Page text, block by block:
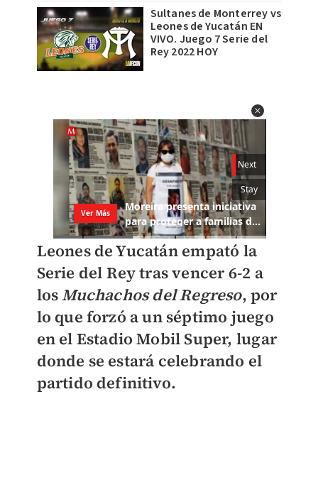
Sultanes de Monterrey vs
Leones de Yucatán EN
VIVO. Juego 7 Serie del
Rey 2022 HOY
Leones de Yucatán empató la
Serie del Rey tras vencer 6-2 a
losMuchachos del Regreso, por
lo que forzó a un séptimo juego
en el Estadio Mobil Super, lugar
donde se estará celebrando el
partido definitivo.